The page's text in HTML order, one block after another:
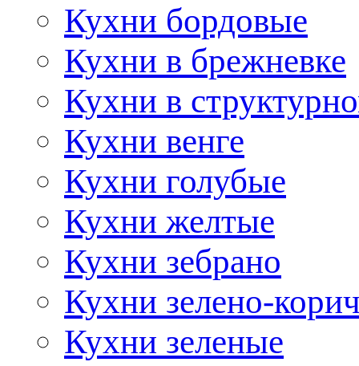
Кухни бордовые
Кухни в брежневке
Кухни в
Кухни венге
Кухни голубые
Кухни желтые
Кухни зебрано
Кухни зелено-
Кухни зеленые